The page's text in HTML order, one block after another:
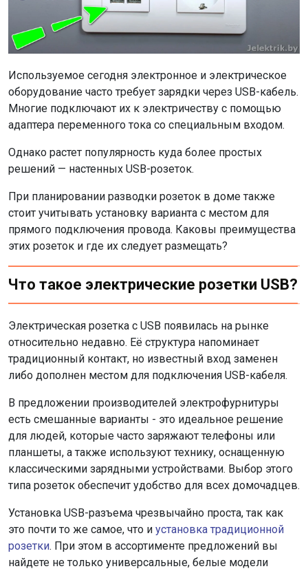
Используемое сегодня электронное и электрическое
оборудование часто требует зарядки через USB-кабель.
Многие подключают их к электричеству с помощью
адаптера переменного тока со специальным входом.
Однако растет популярность куда более простых
решений — настенных USB-розеток.
При планировании разводки розеток в доме также
стоит учитывать установку варианта с местом для
прямого подключения провода. Каковы преимущества
этих розеток и где их следует размещать?
Что такое электрические розетки USB?
Электрическая розетка с USB появилась на рынке
относительно недавно. Её структура напоминает
традиционный контакт, но известный вход заменен
либо дополнен местом для подключения USB-кабеля.
В предложении производителей электрофурнитуры
есть смешанные варианты - это идеальное решение
для людей, которые часто заряжают телефоны или
планшеты, а также используют технику, оснащенную
классическими зарядными устройствами. Выбор этого
типа розеток обеспечит удобство для всех домочадцев.
Установка USB-разъема чрезвычайно проста, так как
это почти то же самое, что и установка традиционной
розетки. При этом в ассортименте предложений вы
найдете не только универсальные, белые модели